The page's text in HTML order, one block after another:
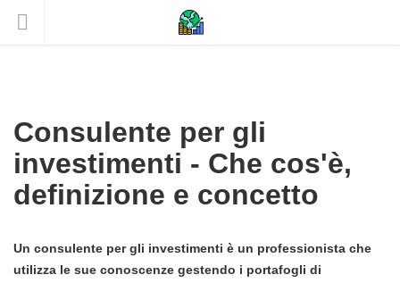
Consulente per gli
investimenti - Che cos'è,
definizione e concetto
Un consulente per gli investimenti è un professionista che
utilizza le sue conoscenze gestendo i portafogli di